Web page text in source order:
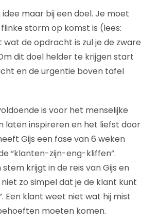
maar bij een doel. Je moet
storm op komst is (lees:
de opdracht is zul je de zware
dit doel helder te krijgen start
en de urgentie boven tafel
is voor het menselijke
laten inspireren en het liefst door
Gijs een fase van 6 weken
“klanten-zijn-eng-kliffen”.
krijgt in de reis van Gijs en
zo simpel dat je de klant kunt
Een klant weet niet wat hij mist
moeten komen.